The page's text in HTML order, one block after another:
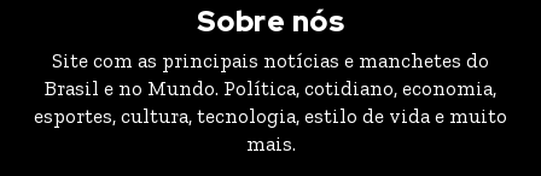
Sobre nós
Site com as principais notícias e manchetes do
Brasil e no Mundo. Política, cotidiano, economia,
esportes, cultura, tecnologia, estilo de vida e muito
mais.